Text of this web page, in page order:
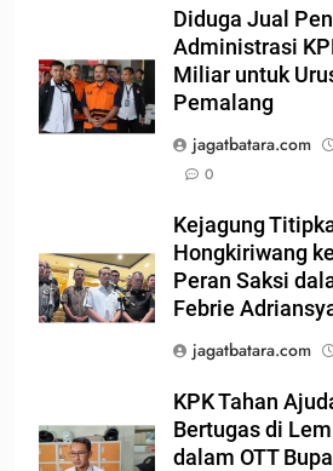
Diduga Jual
Administrasi
Miliar untuk
Pemalang
jagatbatara.com
0
Kejagung
Hongkiriwang
Peran Saksi
Febrie
jagatbatara.com
KPK Tahan
Bertugas di
dalam OTT